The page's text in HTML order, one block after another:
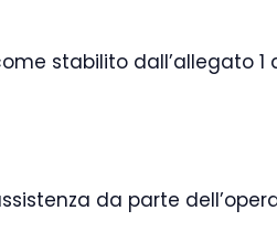
stabilito dall’allegato 1
da parte